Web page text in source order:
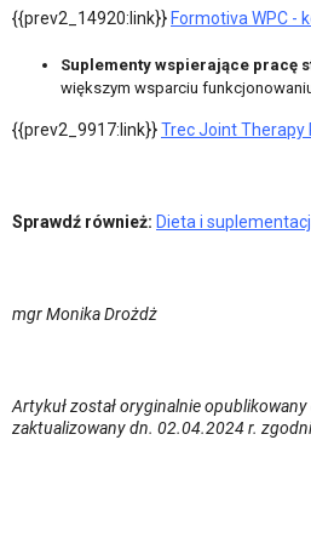
{{prev2_14920:link}} Formotiva WPC -
Suplementy wspierające pracę
większym wsparciu
{{prev2_9917:link}}Trec Joint Therapy
Sprawdź również: Dieta i
mgr Monika Drożdż
Artykuł został oryginalnie
zaktualizowany dn. 02.04.2024 r.